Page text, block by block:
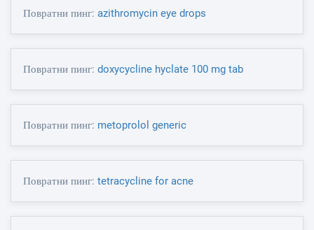
Повратни пинг: azithromycin eye drops
Повратни пинг: doxycycline hyclate 100 mg tab
Повратни пинг: metoprolol generic
Повратни пинг: tetracycline for acne